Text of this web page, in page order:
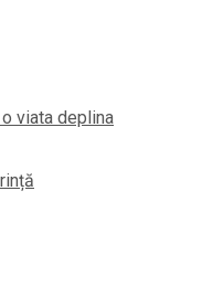
viata deplina